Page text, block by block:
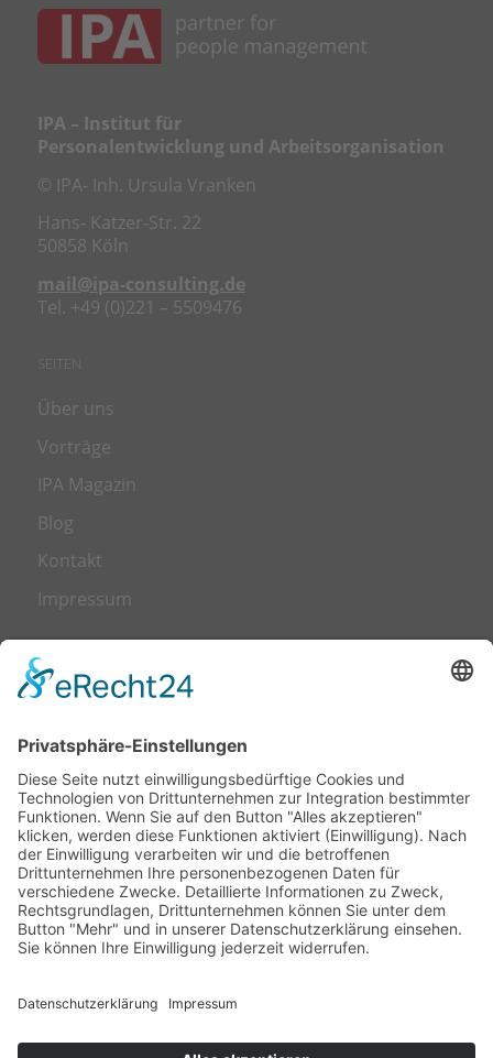
IPA – Institut für
Personalentwicklung und Arbeitsorganisation
© IPA- Inh. Ursula Vranken
Hans- Katzer-Str. 22
50858 Köln
mail@ipa-consulting.de
Tel. +49 (0)221 – 5509476
SEITEN
Über uns
Vorträge
IPA Magazin
Blog
Kontakt
Impressum
LEISTUNGEN
Transformation
Leadership
Talent Management
Trainings & Workshops
Business Coaching
Kulturrat – alternative Mitbestimmung
SOCIAL MEDIA
IPA News